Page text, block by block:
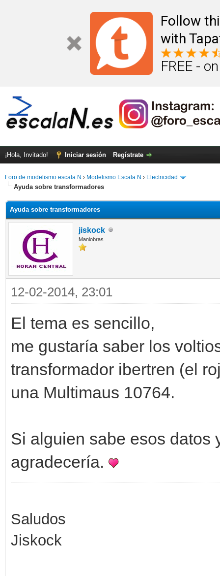
Follow
with
FREE -
¡Hola, Invitado! Iniciar sesión Regístrate
Foro de modelismo escala N › Modelismo Escala N › Electricidad
Ayuda sobre transformadores
Ayuda sobre transformadores
jiskock
Maniobras
12-02-2014, 23:01
El tema es sencillo,
me gustaría saber los
transformador ibertren (el
una Multimaus 10764.
Si alguien sabe esos datos
agradecería.
Saludos
Jiskock